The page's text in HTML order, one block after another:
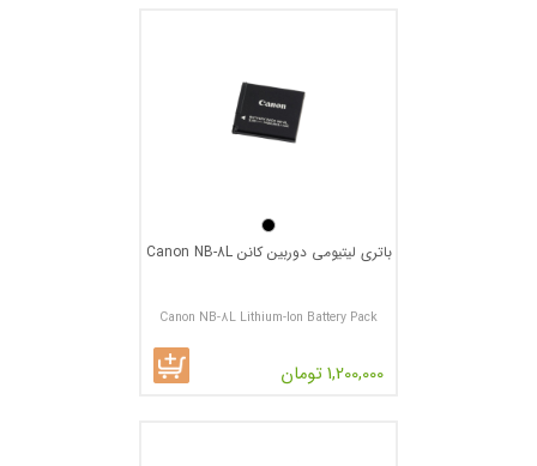
باتری لیتیومی دوربین کانن Canon NB-8L
Canon NB-8L Lithium-Ion Battery Pack
1,200,000 تومان